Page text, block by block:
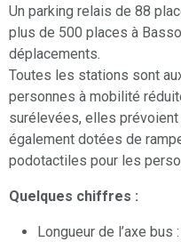
Un parking relais de 88
plus de 500 places à
déplacements.
Toutes les stations sont
personnes à mobilité
surélevées, elles
également dotées de
podotactiles pour les
Quelques chiffres :
Longueur de l’axe bus